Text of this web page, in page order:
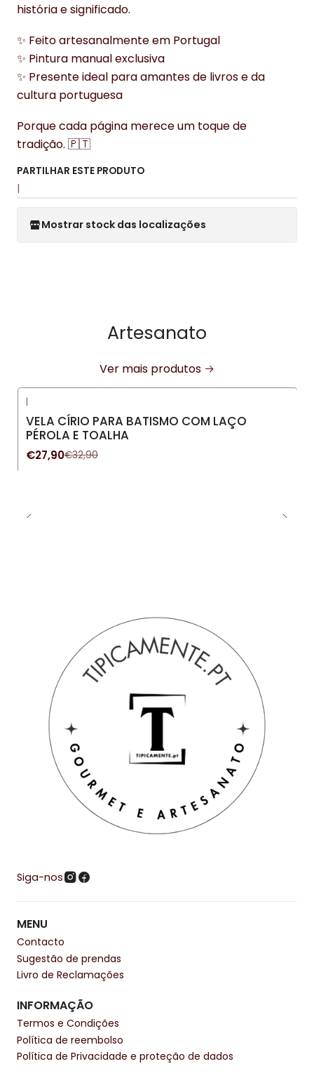
história e significado.
✨ Feito artesanalmente em Portugal
✨ Pintura manual exclusiva
✨ Presente ideal para amantes de livros e da
cultura portuguesa
Porque cada página merece um toque de
tradição. 🇵🇹
PARTILHAR ESTE PRODUTO
|
Mostrar stock das localizações
Artesanato
Ver mais produtos
-15%DESCONTO
|
VELA CÍRIO PARA BATISMO COM LAÇO
PÉROLA E TOALHA
€27,90€32,90
Siga-nos
MENU
Contacto
Sugestão de prendas
Livro de Reclamações
INFORMAÇÃO
Termos e Condições
Política de reembolso
Política de Privacidade e proteção de dados